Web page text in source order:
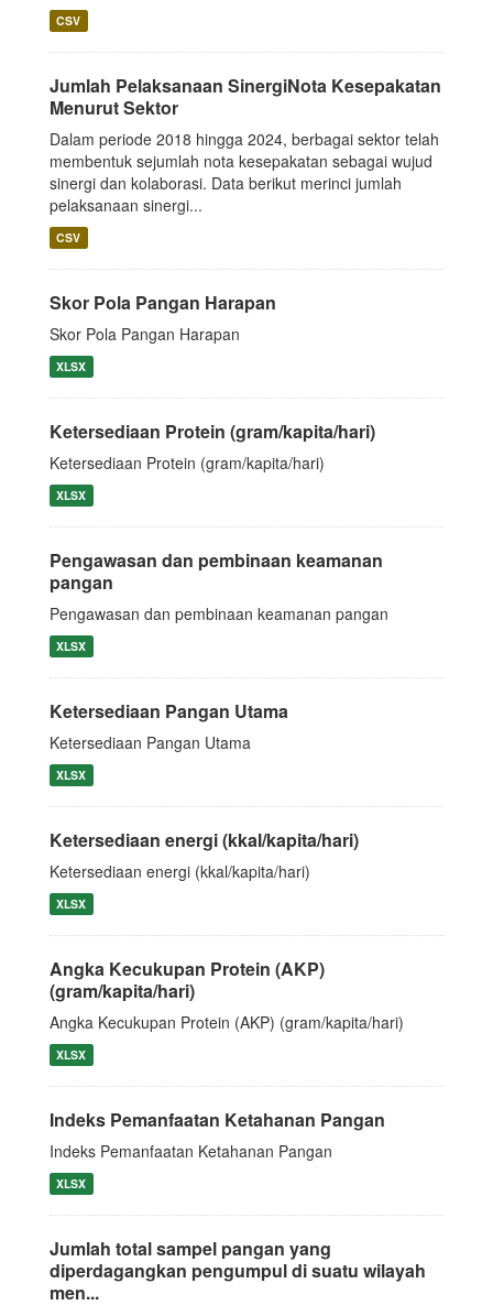
CSV
Jumlah Pelaksanaan SinergiNota Kesepakatan
Menurut Sektor
Dalam periode 2018 hingga 2024, berbagai sektor telah
membentuk sejumlah nota kesepakatan sebagai wujud
sinergi dan kolaborasi. Data berikut merinci jumlah
pelaksanaan sinergi...
CSV
Skor Pola Pangan Harapan
Skor Pola Pangan Harapan
XLSX
Ketersediaan Protein (gram/kapita/hari)
Ketersediaan Protein (gram/kapita/hari)
XLSX
Pengawasan dan pembinaan keamanan
pangan
Pengawasan dan pembinaan keamanan pangan
XLSX
Ketersediaan Pangan Utama
Ketersediaan Pangan Utama
XLSX
Ketersediaan energi (kkal/kapita/hari)
Ketersediaan energi (kkal/kapita/hari)
XLSX
Angka Kecukupan Protein (AKP)
(gram/kapita/hari)
Angka Kecukupan Protein (AKP) (gram/kapita/hari)
XLSX
Indeks Pemanfaatan Ketahanan Pangan
Indeks Pemanfaatan Ketahanan Pangan
XLSX
Jumlah total sampel pangan yang
diperdagangkan pengumpul di suatu wilayah
men...